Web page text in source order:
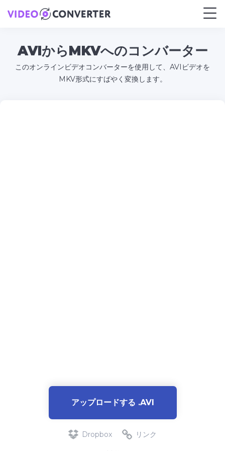
AVIからMKVへのコンバーター
このオンラインビデオコンバーターを使用して、AVIビデオを
MKV形式にすばやく変換します。
アップロードする .AVI
Dropbox リンク